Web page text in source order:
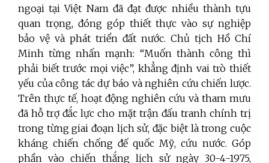
ngoại tại Việt Nam đã đạt được nhiều thành tựu
quan trọng, đóng góp thiết thực vào sự nghiệp
bảo vệ và phát triển đất nước. Chủ tịch Hồ Chí
Minh từng nhấn mạnh: “Muốn thành công thì
phải biết trước mọi việc”, khẳng định vai trò thiết
yếu của công tác dự báo và nghiên cứu chiến lược.
Trên thực tế, hoạt động nghiên cứu và tham mưu
đã hỗ trợ đắc lực cho mặt trận đấu tranh chính trị
trong từng giai đoạn lịch sử, đặc biệt là trong cuộc
kháng chiến chống đế quốc Mỹ, cứu nước. Góp
phần vào chiến thắng lịch sử ngày 30-4-1975,